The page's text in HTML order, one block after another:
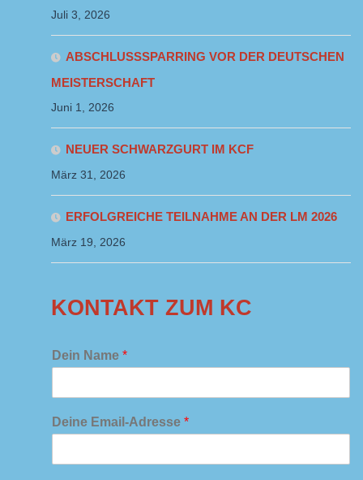
Juli 3, 2026
ABSCHLUSSSPARRING VOR DER DEUTSCHEN
MEISTERSCHAFT
Juni 1, 2026
NEUER SCHWARZGURT IM KCF
März 31, 2026
ERFOLGREICHE TEILNAHME AN DER LM 2026
März 19, 2026
KONTAKT ZUM KC
Dein Name *
Deine Email-Adresse *